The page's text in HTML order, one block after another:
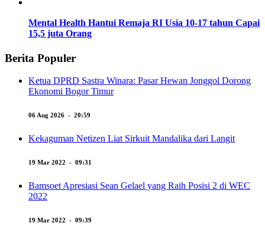
Mental Health Hantui Remaja RI Usia 10-17 tahun Capai
15,5 juta Orang
Berita Populer
Ketua DPRD Sastra Winara: Pasar Hewan Jonggol Dorong
Ekonomi Bogor Timur
06 Aug 2026 - 20:59
Kekaguman Netizen Liat Sirkuit Mandalika dari Langit
19 Mar 2022 - 09:31
Bamsoet Apresiasi Sean Gelael yang Raih Posisi 2 di WEC
2022
19 Mar 2022 - 09:39